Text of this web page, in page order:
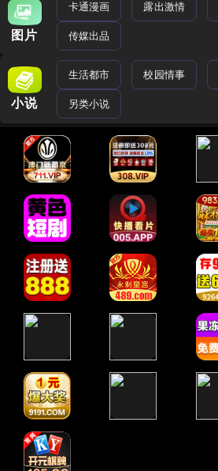
图片
卡通漫画 露出激情
传媒出品
小说
生活都市 校园情事
另类小说